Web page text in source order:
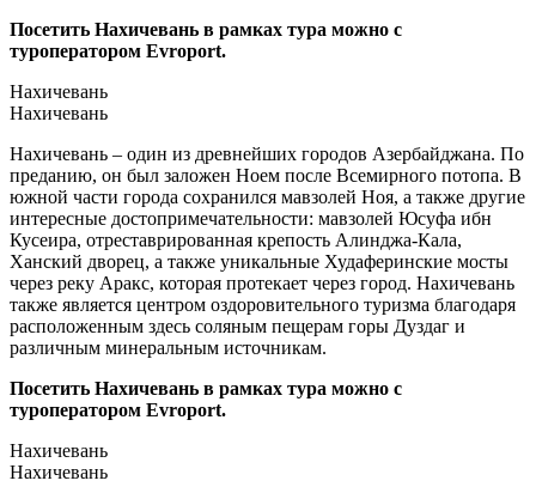
Посетить Нахичевань в рамках тура можно с
туроператором Evroport.
Нахичевань
Нахичевань
Нахичевань – один из древнейших городов Азербайджана. По
преданию, он был заложен Ноем после Всемирного потопа. В
южной части города сохранился мавзолей Ноя, а также другие
интересные достопримечательности: мавзолей Юсуфа ибн
Кусеира, отреставрированная крепость Алинджа-Кала,
Ханский дворец, а также уникальные Худаферинские мосты
через реку Аракс, которая протекает через город. Нахичевань
также является центром оздоровительного туризма благодаря
расположенным здесь соляным пещерам горы Дуздаг и
различным минеральным источникам.
Посетить Нахичевань в рамках тура можно с
туроператором Evroport.
Нахичевань
Нахичевань